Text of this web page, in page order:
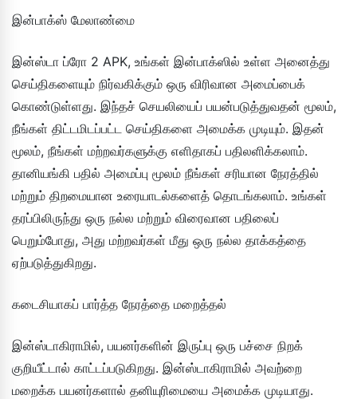
இன்பாக்ஸ் மேலாண்மை
இன்ஸ்டா ப்ரோ 2 APK, உங்கள் இன்பாக்ஸில் உள்ள அனைத்து
செய்திகளையும் நிர்வகிக்கும் ஒரு விரிவான அமைப்பைக்
கொண்டுள்ளது. இந்தச் செயலியைப் பயன்படுத்துவதன் மூலம்,
நீங்கள் திட்டமிடப்பட்ட செய்திகளை அமைக்க முடியும். இதன்
மூலம், நீங்கள் மற்றவர்களுக்கு எளிதாகப் பதிலளிக்கலாம்.
தானியங்கி பதில் அமைப்பு மூலம் நீங்கள் சரியான நேரத்தில்
மற்றும் திறமையான உரையாடல்களைத் தொடங்கலாம். உங்கள்
தரப்பிலிருந்து ஒரு நல்ல மற்றும் விரைவான பதிலைப்
பெறும்போது, ​​அது மற்றவர்கள் மீது ஒரு நல்ல தாக்கத்தை
ஏற்படுத்துகிறது.
கடைசியாகப் பார்த்த நேரத்தை மறைத்தல்
இன்ஸ்டாகிராமில், பயனர்களின் இருப்பு ஒரு பச்சை நிறக்
குறியீட்டால் காட்டப்படுகிறது. இன்ஸ்டாகிராமில் அவற்றை
மறைக்க பயனர்களால் தனியுரிமையை அமைக்க முடியாது.